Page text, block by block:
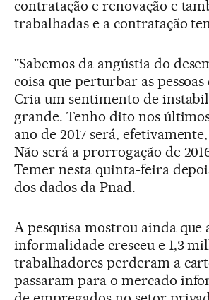
contratação e renovação e
trabalhadas e a contratação
"Sabemos da angústia do
coisa que perturbar as pessoas
Cria um sentimento de
grande. Tenho dito nos
ano de 2017 será,
Não será a prorrogação de
Temer nesta quinta-feira
dos dados da Pnad.
A pesquisa mostrou ainda que
informalidade cresceu e 1,3
trabalhadores perderam a
passaram para o mercado